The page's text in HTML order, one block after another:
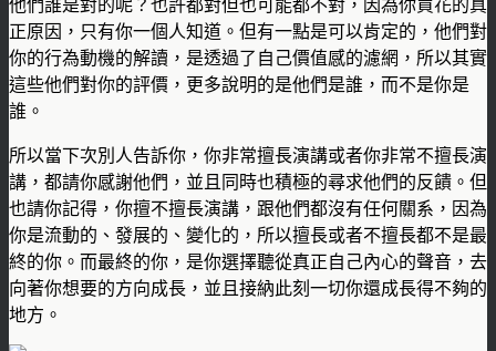
他們誰是對的呢？也許都對但也可能都不對，因為你買花的真
正原因，只有你一個人知道。但有一點是可以肯定的，他們對
你的行為動機的解讀，是透過了自己價值感的濾網，所以其實
這些他們對你的評價，更多說明的是他們是誰，而不是你是
誰。
所以當下次別人告訴你，你非常擅長演講或者你非常不擅長演
講，都請你感謝他們，並且同時也積極的尋求他們的反饋。但
也請你記得，你擅不擅長演講，跟他們都沒有任何關系，因為
你是流動的、發展的、變化的，所以擅長或者不擅長都不是最
終的你。而最終的你，是你選擇聽從真正自己內心的聲音，去
向著你想要的方向成長，並且接納此刻一切你還成長得不夠的
地方。